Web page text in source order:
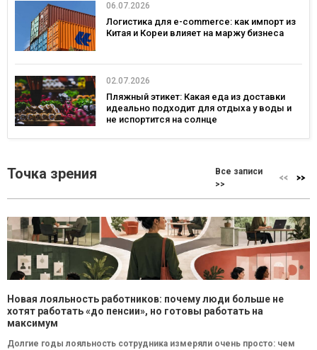
06.07.2026
Логистика для e-commerce: как импорт из
Китая и Кореи влияет на маржу бизнеса
02.07.2026
Пляжный этикет: Какая еда из доставки
идеально подходит для отдыха у воды и
не испортится на солнце
Точка зрения
Все записи
>>
Новая лояльность работников: почему люди больше не
хотят работать «до пенсии», но готовы работать на
максимум
Долгие годы лояльность сотрудника измеряли очень просто: чем